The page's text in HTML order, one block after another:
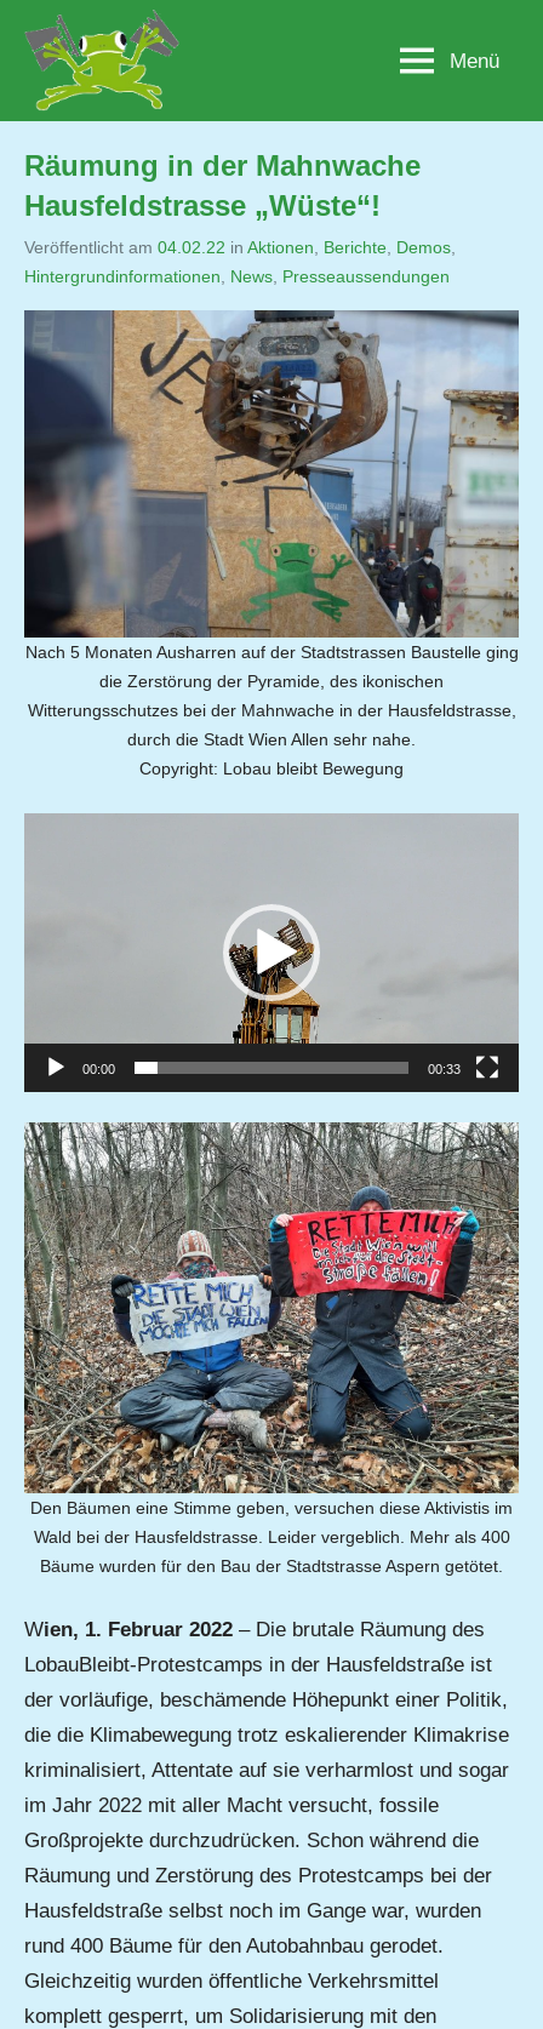
Inhalt
springenLobau.org
BürgerInitiative
"Rettet
die
Lobau
–
Natur
Beton"
Menü
Räumung in der Mahnwache
Hausfeldstrasse „Wüste“!
Veröffentlicht am 04.02.22 von
Jutta
in Aktionen Berichte Demos
Hintergrundinformationen
News Presseaussendungen
Nach 5 Monaten Ausharren auf der Stadtstrassen Baustelle ging
die Zerstörung der Pyramide, des ikonischen
Witterungsschutzes bei der Mahnwache in der Hausfeldstrasse,
durch die Stadt Wien Allen sehr nahe.
Copyright: Lobau bleibt Bewegung
00:00 00:33
Den Bäumen eine Stimme geben, versuchen diese Aktivistis im
Wald bei der Hausfeldstrasse. Leider vergeblich. Mehr als 400
Bäume wurden für den Bau der Stadtstrasse Aspern getötet.
Wien, 1. Februar 2022 – Die brutale Räumung des
LobauBleibt-Protestcamps in der Hausfeldstraße ist
der vorläufige, beschämende Höhepunkt einer Politik,
die die Klimabewegung trotz eskalierender Klimakrise
kriminalisiert, Attentate auf sie verharmlost und sogar
im Jahr 2022 mit aller Macht versucht, fossile
Großprojekte durchzudrücken. Schon während die
Räumung und Zerstörung des Protestcamps bei der
Hausfeldstraße selbst noch im Gange war, wurden
rund 400 Bäume für den Autobahnbau gerodet.
Gleichzeitig wurden öffentliche Verkehrsmittel
komplett gesperrt, um Solidarisierung mit den